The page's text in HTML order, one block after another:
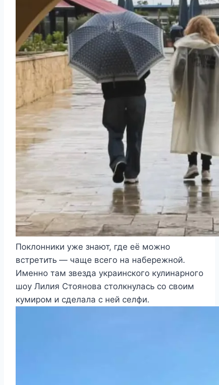
Поклонники уже знают, где её можно
встретить — чаще всего на набережной.
Именно там звезда украинского кулинарного
шоу Лилия Стоянова столкнулась со своим
кумиром и сделала с ней селфи.